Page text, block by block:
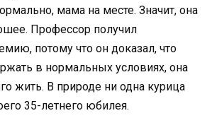
мама на месте. Значит, она
Профессор получил
потому что он доказал, что
в нормальных условиях, она
жить. В природе ни одна курица
35-летнего юбилея.